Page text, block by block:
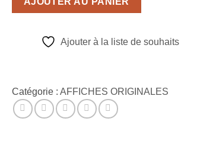
Ajouter à la liste de souhaits
Catégorie : AFFICHES ORIGINALES